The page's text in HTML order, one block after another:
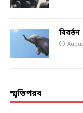
বিবর্তন
স্মৃতিপরব